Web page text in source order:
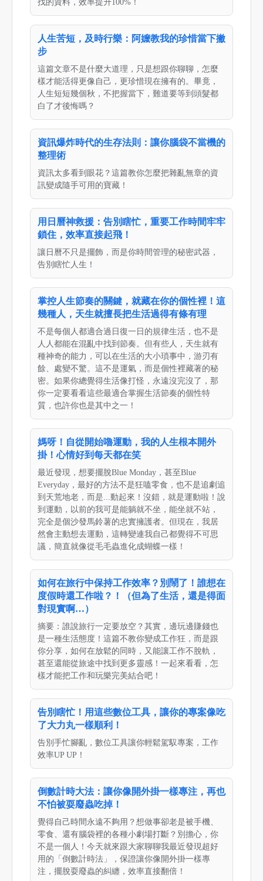
找的資料，效率提升100%！
人生苦短，及時行樂：阿嬤教我的珍惜當下撇
步
這篇文章不是什麼大道理，只是想跟你聊聊，怎麼
樣才能活得更像自己，更珍惜現在擁有的。畢竟，
人生短短幾個秋，不把握當下，難道要等到頭髮都
白了才後悔嗎？
資訊爆炸時代的生存法則：讓你腦袋不當機的
整理術
資訊太多看到眼花？這篇教你怎麼把雜亂無章的資
訊變成隨手可用的寶藏！
用日曆神救援：告別瞎忙，重要工作時間牢牢
鎖住，效率直接起飛！
讓日曆不只是擺飾，而是你時間管理的秘密武器，
告別瞎忙人生！
掌控人生節奏的關鍵，就藏在你的個性裡！這
幾種人，天生就擅長把生活過得有條有理
不是每個人都適合過日復一日的規律生活，也不是
人人都能在混亂中找到節奏。但有些人，天生就有
種神奇的能力，可以在生活的大小瑣事中，游刃有
餘、處變不驚。這不是運氣，而是個性裡藏著的秘
密。如果你總覺得生活像打怪，永遠沒完沒了，那
你一定要看看這些最適合掌握生活節奏的個性特
質，也許你也是其中之一！
媽呀！自從開始嚕運動，我的人生根本開外
掛！心情好到每天都在笑
最近發現，想要擺脫Blue Monday，甚至Blue
Everyday，最好的方法不是狂嗑零食，也不是追劇追
到天荒地老，而是...動起來！沒錯，就是運動啦！說
到運動，以前的我可是能躺就不坐，能坐就不站，
完全是個沙發馬鈴薯的忠實擁護者。但現在，我居
然會主動想去運動，這轉變連我自己都覺得不可思
議，簡直就像從毛毛蟲進化成蝴蝶一樣！
如何在旅行中保持工作效率？別鬧了！誰想在
度假時還工作啦？！（但為了生活，還是得面
對現實啊…）
摘要：誰說旅行一定要放空？其實，邊玩邊賺錢也
是一種生活態度！這篇不教你變成工作狂，而是跟
你分享，如何在放鬆的同時，又能讓工作不脫軌，
甚至還能從旅途中找到更多靈感！一起來看看，怎
樣才能把工作和玩樂完美結合吧！
告別瞎忙！用這些數位工具，讓你的專案像吃
了大力丸一樣順利！
告別手忙腳亂，數位工具讓你輕鬆駕馭專案，工作
效率UP UP！
倒數計時大法：讓你像開外掛一樣專注，再也
不怕被耍廢蟲吃掉！
覺得自己時間永遠不夠用？想做事卻老是被手機、
零食、還有腦袋裡的各種小劇場打斷？別擔心，你
不是一個人！今天就來跟大家聊聊我最近發現超好
用的「倒數計時法」，保證讓你像開外掛一樣專
注，擺脫耍廢蟲的糾纏，效率直接翻倍！